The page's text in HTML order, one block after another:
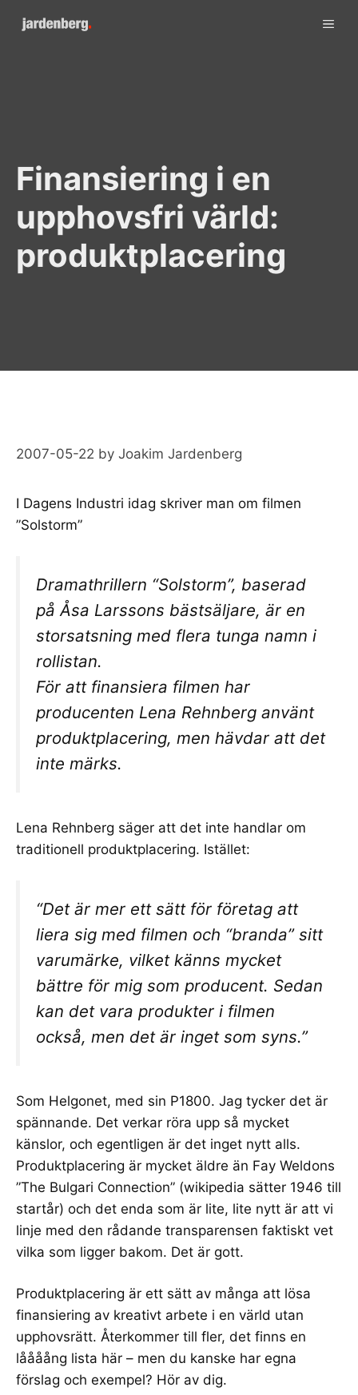
Finansiering i en
upphovsfri värld:
produktplacering
2007-05-22 by Joakim Jardenberg
I Dagens Industri idag skriver man om filmen
”Solstorm”
Dramathrillern “Solstorm”, baserad
på Åsa Larssons bästsäljare, är en
storsatsning med flera tunga namn i
rollistan.
För att finansiera filmen har
producenten Lena Rehnberg använt
produktplacering, men hävdar att det
inte märks.
Lena Rehnberg säger att det inte handlar om
traditionell produktplacering. Istället:
“Det är mer ett sätt för företag att
liera sig med filmen och “branda” sitt
varumärke, vilket känns mycket
bättre för mig som producent. Sedan
kan det vara produkter i filmen
också, men det är inget som syns.”
Som Helgonet, med sin P1800. Jag tycker det är
spännande. Det verkar röra upp så mycket
känslor, och egentligen är det inget nytt alls.
Produktplacering är mycket äldre än Fay Weldons
”The Bulgari Connection” (wikipedia sätter 1946 till
startår) och det enda som är lite, lite nytt är att vi
linje med den rådande transparensen faktiskt vet
vilka som ligger bakom. Det är gott.
Produktplacering är ett sätt av många att lösa
finansiering av kreativt arbete i en värld utan
upphovsrätt. Återkommer till fler, det finns en
låååång lista här – men du kanske har egna
förslag och exempel? Hör av dig.